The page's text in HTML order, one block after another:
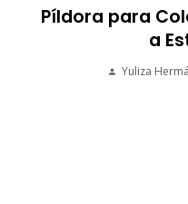
Píldora para
a
Yuliza